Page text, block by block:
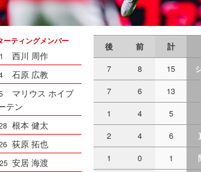
ーティングメンバー
西川 周作
石原 広教
マリウス ホイブ
テン
根本 健太
荻原 拓也
安居 海渡
後 前 計
7
8 15
7
6 13
1
4 5
2
4 6
1
0 1